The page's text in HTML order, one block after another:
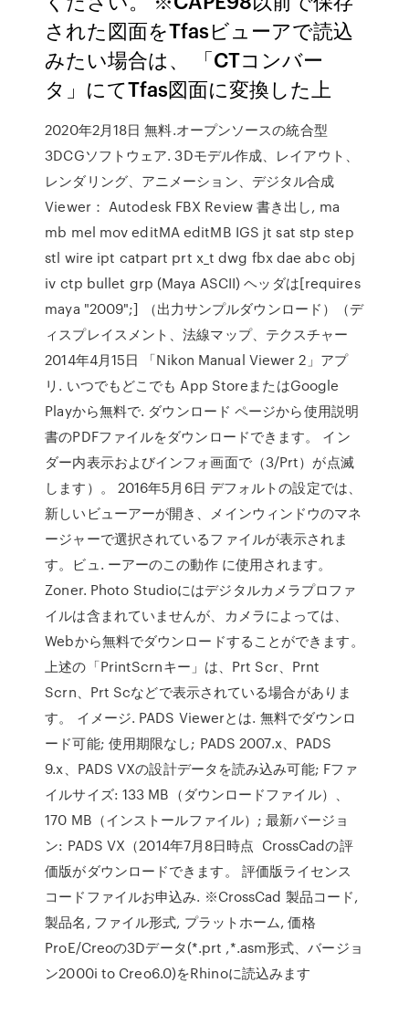
された図面をTfasビューアで読込
みたい場合は、 「CTコンバー
タ」にてTfas図面に変換した上
2020年2月18日 無料.オープンソースの統合型
3DCGソフトウェア. 3Dモデル作成、レイアウト、
レンダリング、アニメーション、デジタル合成
Viewer： Autodesk FBX Review 書き出し, ma
mb mel mov editMA editMB IGS jt sat stp step
stl wire ipt catpart prt x_t dwg fbx dae abc obj
iv ctp bullet grp (Maya ASCII) ヘッダは[requires
maya "2009";] （出力サンプルダウンロード）（デ
ィスプレイスメント、法線マップ、テクスチャー
2014年4月15日 「Nikon Manual Viewer 2」アプ
リ. いつでもどこでも App StoreまたはGoogle
Playから無料で. ダウンロード ページから使用説明
書のPDFファイルをダウンロードできます。 イン
ダー内表示およびインフォ画面で（3/Prt）が点滅
します）。 2016年5月6日 デフォルトの設定では、
新しいビューアーが開き、メインウィンドウのマネ
ージャーで選択されているファイルが表示されま
す。ビュ. ーアーのこの動作 に使用されます。
Zoner. Photo Studioにはデジタルカメラプロファ
イルは含まれていませんが、カメラによっては、
Webから無料でダウンロードすることができます。
上述の「PrintScrnキー」は、Prt Scr、Prnt
Scrn、Prt Scなどで表示されている場合がありま
す。 イメージ. PADS Viewerとは. 無料でダウンロ
ード可能; 使用期限なし; PADS 2007.x、PADS
9.x、PADS VXの設計データを読み込み可能; Fファ
イルサイズ: 133 MB（ダウンロードファイル）、
170 MB（インストールファイル）; 最新バージョ
ン: PADS VX（2014年7月8日時点 CrossCadの評
価版がダウンロードできます。 評価版ライセンス
コードファイルお申込み. ※CrossCad 製品コード,
製品名, ファイル形式, プラットホーム, 価格
ProE/Creoの3Dデータ(*.prt ,*.asm形式、バージョ
ン2000i to Creo6.0)をRhinoに読込みます